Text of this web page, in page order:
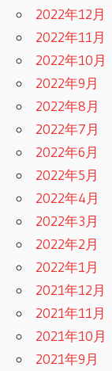
2022年12月
2022年11月
2022年10月
2022年9月
2022年8月
2022年7月
2022年6月
2022年5月
2022年4月
2022年3月
2022年2月
2022年1月
2021年12月
2021年11月
2021年10月
2021年9月